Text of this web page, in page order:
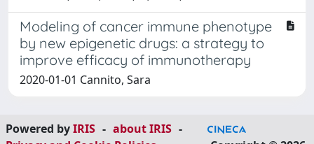
Modeling of cancer immune phenotype
by new epigenetic drugs: a strategy to
improve efficacy of immunotherapy
2020-01-01 Cannito, Sara
Powered byIRIS - about IRIS -